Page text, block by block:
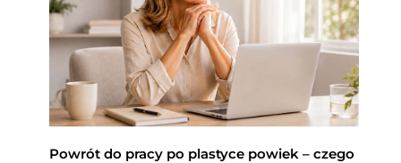
Powrót do pracy po plastyce powiek – czego